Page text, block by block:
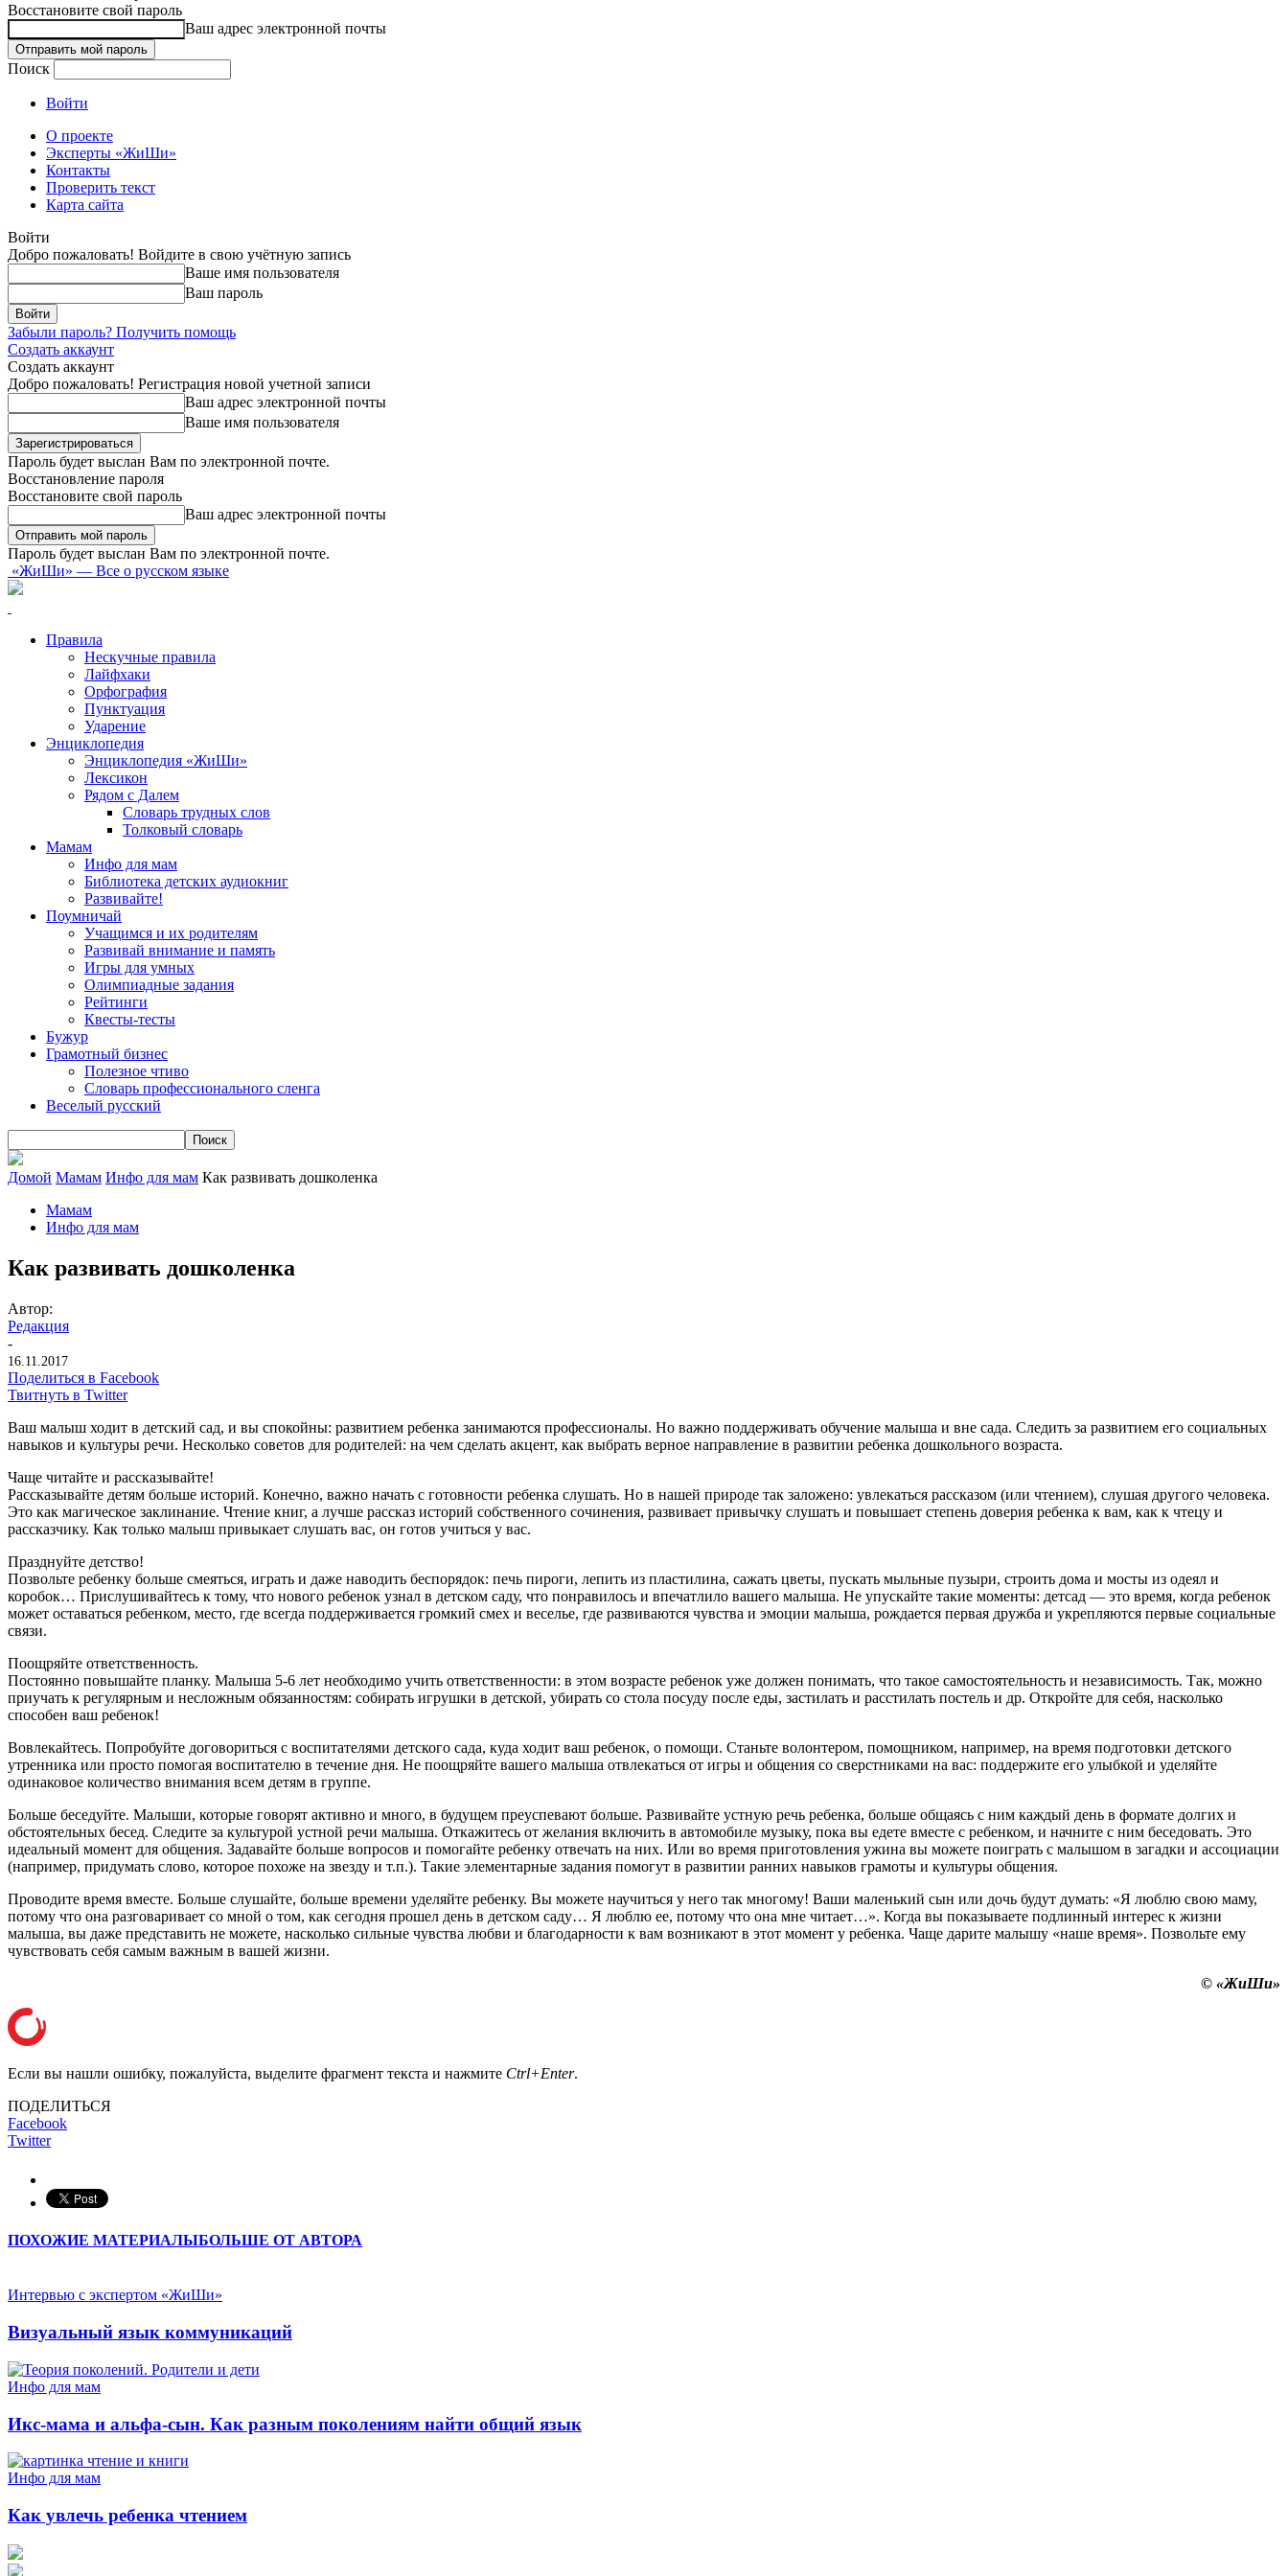
Восстановите свой пароль
Ваш адрес электронной почты
Поиск
Войти
О проекте
Эксперты «ЖиШи»
Контакты
Проверить текст
Карта сайта
Войти
Добро пожаловать! Войдите в свою учётную запись
Ваше имя пользователя
Ваш пароль
Забыли пароль? Получить помощь
Создать аккаунт
Создать аккаунт
Добро пожаловать! Регистрация новой учетной записи
Ваш адрес электронной почты
Ваше имя пользователя
Пароль будет выслан Вам по электронной почте.
Восстановление пароля
Восстановите свой пароль
Ваш адрес электронной почты
Пароль будет выслан Вам по электронной почте.
«ЖиШи» — Все о русском языке
Правила
Нескучные правила
Лайфхаки
Орфография
Пунктуация
Ударение
Энциклопедия
Энциклопедия «ЖиШи»
Лексикон
Рядом с Далем
Словарь трудных слов
Толковый словарь
Мамам
Инфо для мам
Библиотека детских аудиокниг
Развивайте!
Поумничай
Учащимся и их родителям
Развивай внимание и память
Игры для умных
Олимпиадные задания
Рейтинги
Квесты-тесты
Бужур
Грамотный бизнес
Полезное чтиво
Словарь профессионального сленга
Веселый русский
Домой Мамам Инфо для мам Как развивать дошколенка
Мамам
Инфо для мам
Как развивать дошколенка
Автор:
Редакция
-
16.11.2017
Поделиться в Facebook
Твитнуть в Twitter
Ваш малыш ходит в детский сад, и вы спокойны: развитием ребенка занимаются профессионалы. Но важно поддерживать обучение малыша и вне сада. Следить за развитием его социальных
навыков и культуры речи. Несколько советов для родителей: на чем сделать акцент, как выбрать верное направление в развитии ребенка дошкольного возраста.
Чаще читайте и рассказывайте!
Рассказывайте детям больше историй. Конечно, важно начать с готовности ребенка слушать. Но в нашей природе так заложено: увлекаться рассказом (или чтением), слушая другого человека.
Это как магическое заклинание. Чтение книг, а лучше рассказ историй собственного сочинения, развивает привычку слушать и повышает степень доверия ребенка к вам, как к чтецу и
рассказчику. Как только малыш привыкает слушать вас, он готов учиться у вас.
Празднуйте детство!
Позвольте ребенку больше смеяться, играть и даже наводить беспорядок: печь пироги, лепить из пластилина, сажать цветы, пускать мыльные пузыри, строить дома и мосты из одеял и
коробок… Прислушивайтесь к тому, что нового ребенок узнал в детском саду, что понравилось и впечатлило вашего малыша. Не упускайте такие моменты: детсад — это время, когда ребенок
может оставаться ребенком, место, где всегда поддерживается громкий смех и веселье, где развиваются чувства и эмоции малыша, рождается первая дружба и укрепляются первые социальные
связи.
Поощряйте ответственность.
Постоянно повышайте планку. Малыша 5-6 лет необходимо учить ответственности: в этом возрасте ребенок уже должен понимать, что такое самостоятельность и независимость. Так, можно
приучать к регулярным и несложным обязанностям: собирать игрушки в детской, убирать со стола посуду после еды, застилать и расстилать постель и др. Откройте для себя, насколько
способен ваш ребенок!
Вовлекайтесь. Попробуйте договориться с воспитателями детского сада, куда ходит ваш ребенок, о помощи. Станьте волонтером, помощником, например, на время подготовки детского
утренника или просто помогая воспитателю в течение дня. Не поощряйте вашего малыша отвлекаться от игры и общения со сверстниками на вас: поддержите его улыбкой и уделяйте
одинаковое количество внимания всем детям в группе.
Больше беседуйте. Малыши, которые говорят активно и много, в будущем преуспевают больше. Развивайте устную речь ребенка, больше общаясь с ним каждый день в формате долгих и
обстоятельных бесед. Следите за культурой устной речи малыша. Откажитесь от желания включить в автомобиле музыку, пока вы едете вместе с ребенком, и начните с ним беседовать. Это
идеальный момент для общения. Задавайте больше вопросов и помогайте ребенку отвечать на них. Или во время приготовления ужина вы можете поиграть с малышом в загадки и ассоциации
(например, придумать слово, которое похоже на звезду и т.п.). Такие элементарные задания помогут в развитии ранних навыков грамоты и культуры общения.
Проводите время вместе. Больше слушайте, больше времени уделяйте ребенку. Вы можете научиться у него так многому! Ваши маленький сын или дочь будут думать: «Я люблю свою маму,
потому что она разговаривает со мной о том, как сегодня прошел день в детском саду… Я люблю ее, потому что она мне читает…». Когда вы показываете подлинный интерес к жизни
малыша, вы даже представить не можете, насколько сильные чувства любви и благодарности к вам возникают в этот момент у ребенка. Чаще дарите малышу «наше время». Позвольте ему
чувствовать себя самым важным в вашей жизни.
© «ЖиШи»
Если вы нашли ошибку, пожалуйста, выделите фрагмент текста и нажмите Ctrl+Enter.
ПОДЕЛИТЬСЯ
Facebook
Twitter
ПОХОЖИЕ МАТЕРИАЛЫБОЛЬШЕ ОТ АВТОРА
Интервью с экспертом «ЖиШи»
Визуальный язык коммуникаций
Инфо для мам
Икс-мама и альфа-сын. Как разным поколениям найти общий язык
Инфо для мам
Как увлечь ребенка чтением